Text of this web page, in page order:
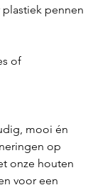
pennen
of
mooi én
op
onze houten
voor een